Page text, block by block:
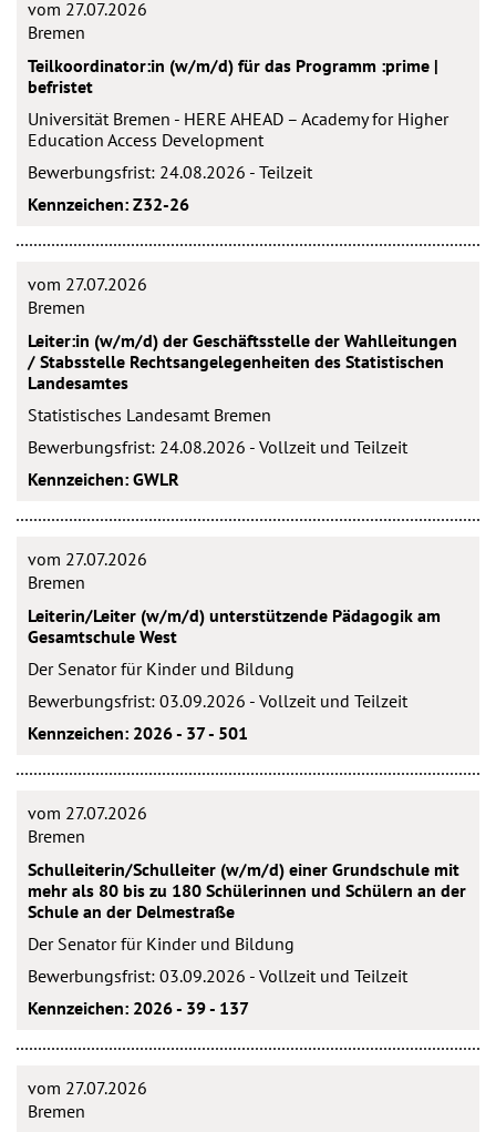
vom 27.07.2026
Bremen
Teilkoordinator:in (w/m/d) für das Programm :prime |
befristet
Universität Bremen - HERE AHEAD – Academy for Higher
Education Access Development
Bewerbungsfrist: 24.08.2026 - Teilzeit
Kennzeichen: Z32-26
vom 27.07.2026
Bremen
Leiter:in (w/m/d) der Geschäftsstelle der Wahlleitungen
/ Stabsstelle Rechtsangelegenheiten des Statistischen
Landesamtes
Statistisches Landesamt Bremen
Bewerbungsfrist: 24.08.2026 - Vollzeit und Teilzeit
Kennzeichen: GWLR
vom 27.07.2026
Bremen
Leiterin/Leiter (w/m/d) unterstützende Pädagogik am
Gesamtschule West
Der Senator für Kinder und Bildung
Bewerbungsfrist: 03.09.2026 - Vollzeit und Teilzeit
Kennzeichen: 2026 - 37 - 501
vom 27.07.2026
Bremen
Schulleiterin/Schulleiter (w/m/d) einer Grundschule mit
mehr als 80 bis zu 180 Schülerinnen und Schülern an der
Schule an der Delmestraße
Der Senator für Kinder und Bildung
Bewerbungsfrist: 03.09.2026 - Vollzeit und Teilzeit
Kennzeichen: 2026 - 39 - 137
vom 27.07.2026
Bremen